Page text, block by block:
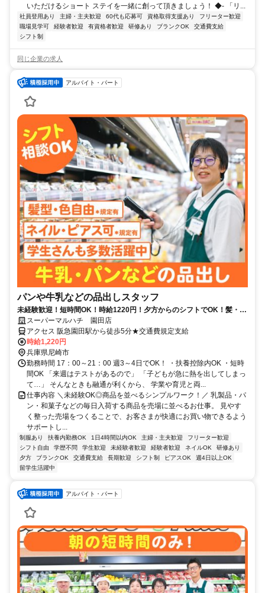
いただけるショート ステイを一緒に創って頂きましょう！ ◆- 「リ...
社員登用あり 主婦・主夫歓迎 60代も応募可 資格取得支援あり
フリーター歓迎
職場見学可
経験者歓迎 有資格者歓迎 研修あり ブランクOK
交通費支給
シフト制
同じ企業の求人
アルバイト・パート
パンや牛乳などの品出しスタッフ
未経験歓迎！短時間OK！時給1220円！夕方からのシフトでOK！髪・ネ
イル自由度高め♪学校との両立も応援♪ 学生や高校生が多数活躍中です
♪|アルバイト・日配
スーパーマルハチ 園田店
アクセス 阪急園田駅から徒歩5分★交通費規定支給
時給1,220円
兵庫県尼崎市
勤務時間 17：00～21：00 週3～4日でOK！ ・扶養控除内OK ・短時
間OK 「来週はテストがあるので」 「子どもが急に熱を出してしまっ
て…」 そんなときも融通が利くから、 学業や育児と両...
仕事内容 ＼未経験OK◎商品を並べるシンプルワーク！／ 乳製品・パ
ン・和菓子などの毎日入荷する商品を売場に並べるお仕事。 見やす
く整った売場をつくることで、お客さまが快適にお買い物できるよう
サポートし...
制服あり 扶養内勤務OK 1日4時間以内OK 主婦・主夫歓迎
フリーター歓迎
シフト自由
学歴不問 学生歓迎 未経験者歓迎 経験者歓迎 ネイルOK
研修あり
夕方
ブランクOK 交通費支給 長期歓迎 シフト制 ピアスOK
週4日以上OK
留学生活躍中
アルバイト・パート